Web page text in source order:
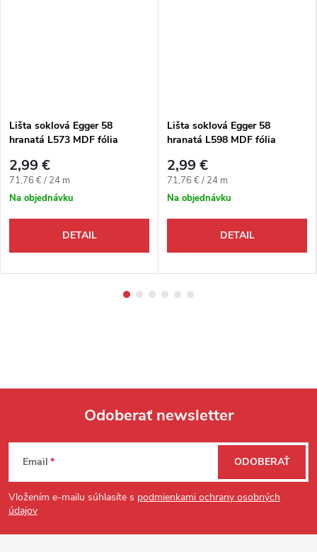
Lišta soklová Egger 58
hranatá L573 MDF fólia
2,99 €
Jednotková cena:
71,76 € / 24 m
Na objednávku
DETAIL
Lišta soklová Egger 58
hranatá L598 MDF fólia
2,99 €
Jednotková cena:
71,76 € / 24 m
Na objednávku
DETAIL
Zápätie
Odoberať newsletter
Email
Vložením e-mailu súhlasíte s podmienkami ochrany osobných
údajov
ODOBERAŤ